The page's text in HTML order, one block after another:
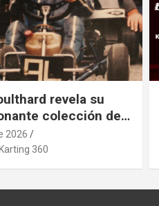
revela su
colección de
2026
360